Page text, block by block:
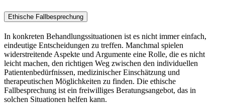
Ethische Fallbesprechung
In konkreten Behandlungssituationen ist es nicht immer einfach,
eindeutige Entscheidungen zu treffen. Manchmal spielen
widerstreitende Aspekte und Argumente eine Rolle, die es nicht
leicht machen, den richtigen Weg zwischen den individuellen
Patientenbedürfnissen, medizinischer Einschätzung und
therapeutischen Möglichkeiten zu finden. Die ethische
Fallbesprechung ist ein freiwilliges Beratungsangebot, das in
solchen Situationen helfen kann.